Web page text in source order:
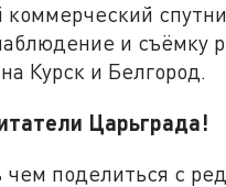
коммерческий
и съёмку
Курск и Белгород.
Царьграда!
чем поделиться с